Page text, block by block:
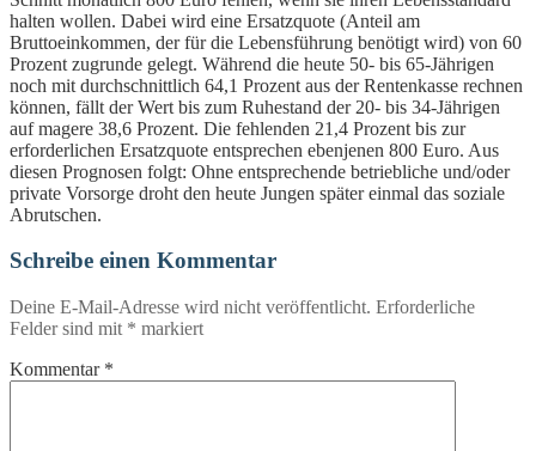
halten wollen. Dabei wird eine Ersatzquote (Anteil am
Bruttoeinkommen, der für die Lebensführung benötigt wird) von 60
Prozent zugrunde gelegt. Während die heute 50- bis 65-Jährigen
noch mit durchschnittlich 64,1 Prozent aus der Rentenkasse rechnen
können, fällt der Wert bis zum Ruhestand der 20- bis 34-Jährigen
auf magere 38,6 Prozent. Die fehlenden 21,4 Prozent bis zur
erforderlichen Ersatzquote entsprechen ebenjenen 800 Euro. Aus
diesen Prognosen folgt: Ohne entsprechende betriebliche und/oder
private Vorsorge droht den heute Jungen später einmal das soziale
Abrutschen.
Schreibe einen Kommentar
Deine E-Mail-Adresse wird nicht veröffentlicht. Erforderliche
Felder sind mit * markiert
Kommentar *